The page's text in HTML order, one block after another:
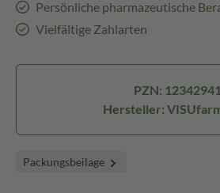
Persönliche pharmazeutische
Vielfältige Zahlarten
PZN: 12342941
Hersteller:
Packungsbeilage